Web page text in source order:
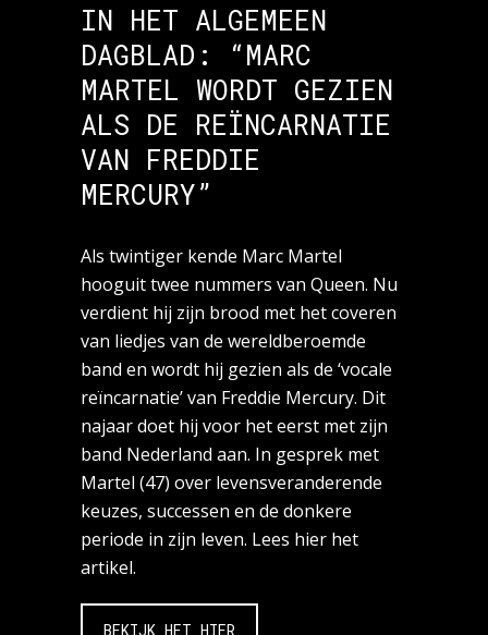
IN HET ALGEMEEN
DAGBLAD: “MARC
MARTEL WORDT GEZIEN
ALS DE REÏNCARNATIE
VAN FREDDIE
MERCURY”
Als twintiger kende Marc Martel
hooguit twee nummers van Queen. Nu
verdient hij zijn brood met het coveren
van liedjes van de wereldberoemde
band en wordt hij gezien als de ‘vocale
reïncarnatie’ van Freddie Mercury. Dit
najaar doet hij voor het eerst met zijn
band Nederland aan. In gesprek met
Martel (47) over levensveranderende
keuzes, successen en de donkere
periode in zijn leven. Lees hier het
artikel.
BEKIJK HET HIER